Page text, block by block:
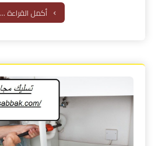
أكمل القراءة ...